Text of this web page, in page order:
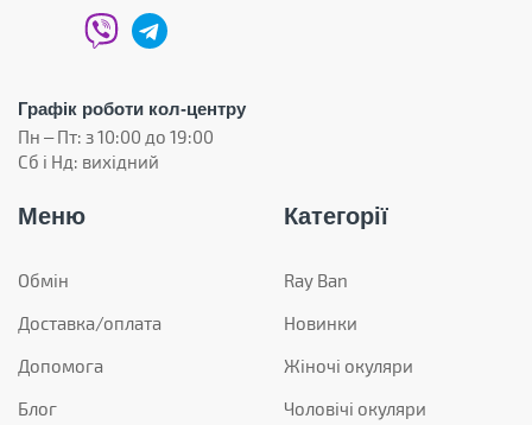
Графік роботи кол-центру
Пн – Пт: з 10:00 до 19:00
Сб і Нд: вихідний
Меню
Обмін
Доставка/оплата
Допомога
Блог
Категорії
Ray Ban
Новинки
Жіночі окуляри
Чоловічі окуляри